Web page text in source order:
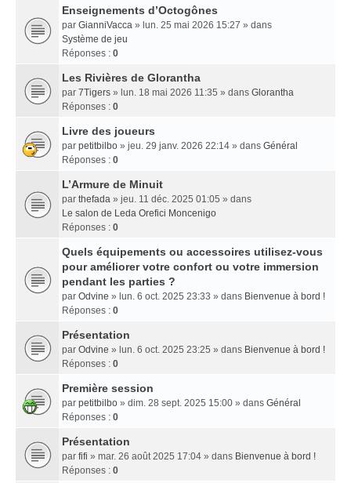
Enseignements dʼOctogônes
par GianniVacca » lun. 25 mai 2026 15:27 » dans
Système de jeu
Réponses : 0
Les Rivières de Glorantha
par 7Tigers » lun. 18 mai 2026 11:35 » dans Glorantha
Réponses : 0
Livre des joueurs
par petitbilbo » jeu. 29 janv. 2026 22:14 » dans Général
Réponses : 0
L’Armure de Minuit
par thefada » jeu. 11 déc. 2025 01:05 » dans
Le salon de Leda Orefici Moncenigo
Réponses : 0
Quels équipements ou accessoires utilisez-vous
pour améliorer votre confort ou votre immersion
pendant les parties ?
par Odvine » lun. 6 oct. 2025 23:33 » dans Bienvenue à bord !
Réponses : 0
Présentation
par Odvine » lun. 6 oct. 2025 23:25 » dans Bienvenue à bord !
Réponses : 0
Première session
par petitbilbo » dim. 28 sept. 2025 15:00 » dans Général
Réponses : 0
Présentation
par fifi » mar. 26 août 2025 17:04 » dans Bienvenue à bord !
Réponses : 0